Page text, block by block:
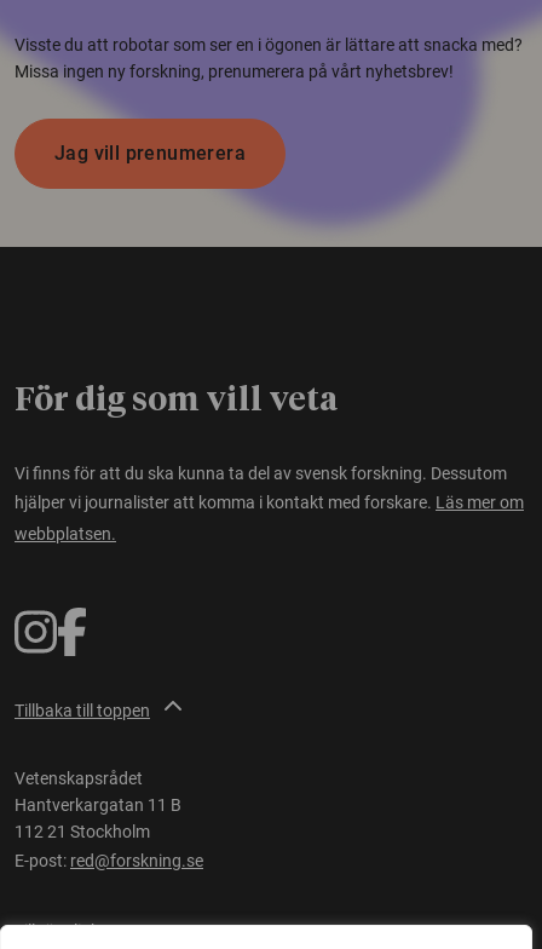
Visste du att robotar som ser en i ögonen är lättare att snacka med?
Missa ingen ny forskning, prenumerera på vårt nyhetsbrev!
Jag vill prenumerera
För dig som vill veta
Vi finns för att du ska kunna ta del av svensk forskning. Dessutom
hjälper vi journalister att komma i kontakt med forskare. Läs mer om
webbplatsen.
Tillbaka till toppen
Vetenskapsrådet
Hantverkargatan 11 B
112 21 Stockholm
E-post: red@forskning.se
Tillgänglighet